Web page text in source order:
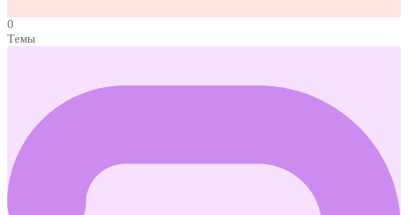
0
Темы